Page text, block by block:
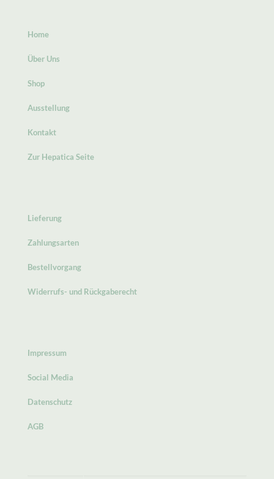
Home
Über Uns
Shop
Ausstellung
Kontakt
Zur Hepatica Seite
Lieferung
Zahlungsarten
Bestellvorgang
Widerrufs- und Rückgaberecht
Impressum
Social Media
Datenschutz
AGB